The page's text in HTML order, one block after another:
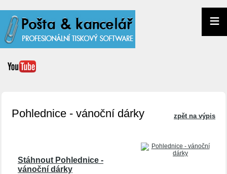
≡
zpět na výpis
Pohlednice - vánoční dárky
Stáhnout Pohlednice -
vánoční dárky